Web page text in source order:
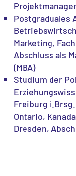
Postgraduales
Marketing,
Abschluss als
(MBA)
Studium der
Freiburg
Ontario,
Dresden,